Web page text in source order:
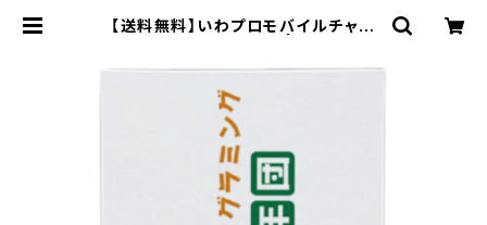
【送料無料】いわプロモバイルチャー